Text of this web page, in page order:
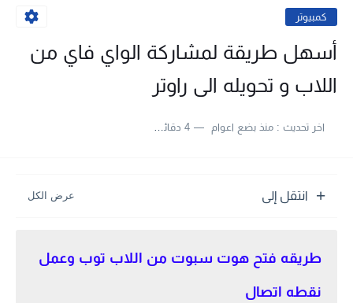
كمبيوتر
أسهل طريقة لمشاركة الواي فاي من
اللاب و تحويله الى راوتر
اخر تحديث :منذ بضع اعوام 4 دقائق للقراءة
انتقل إلى
طريقه فتح هوت سبوت من اللاب توب وعمل
نقطه اتصال